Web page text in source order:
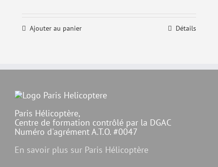
639,00€.599,00€.
Ajouter au panier Détails
Paris Hélicoptère,
Centre de formation contrôlé par la DGAC
Numéro d'agrément A.T.O. #0047
En savoir plus sur Paris Hélicoptère